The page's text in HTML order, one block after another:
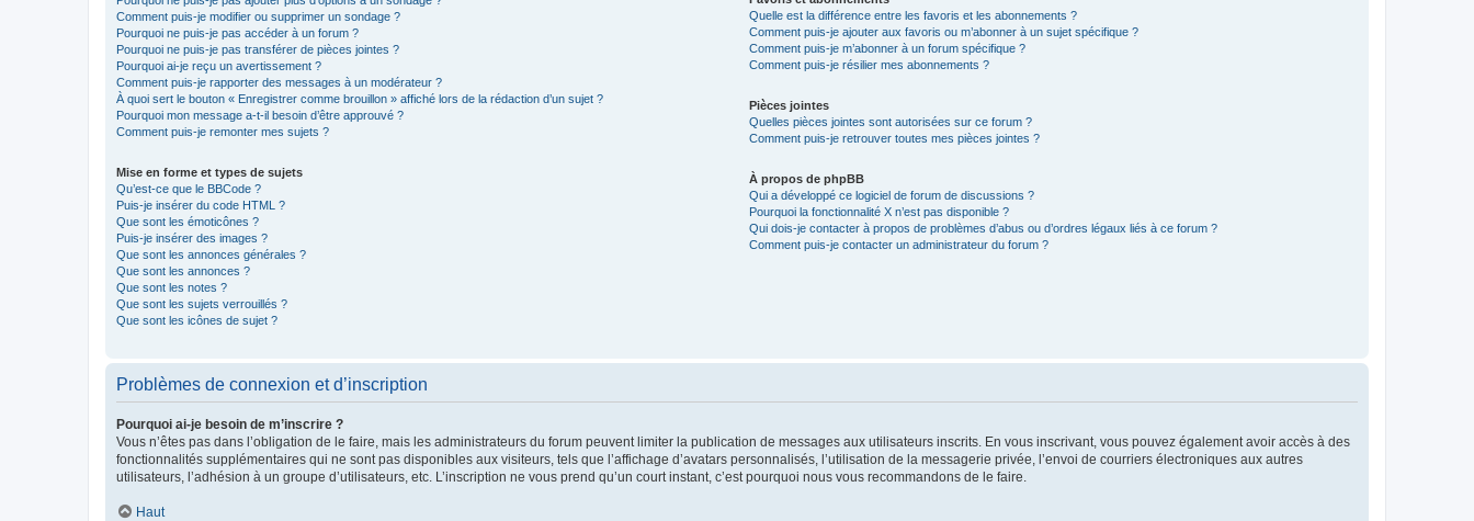
Comment puis-je modifier ou supprimer un sondage ?
Pourquoi ne puis-je pas accéder à un forum ?
Pourquoi ne puis-je pas transférer de pièces jointes ?
Pourquoi ai-je reçu un avertissement ?
Comment puis-je rapporter des messages à un modérateur ?
À quoi sert le bouton « Enregistrer comme brouillon » affiché lors de la rédaction d’un sujet ?
Pourquoi mon message a-t-il besoin d’être approuvé ?
Comment puis-je remonter mes sujets ?
Mise en forme et types de sujets
Qu’est-ce que le BBCode ?
Puis-je insérer du code HTML ?
Que sont les émoticônes ?
Puis-je insérer des images ?
Que sont les annonces générales ?
Que sont les annonces ?
Que sont les notes ?
Que sont les sujets verrouillés ?
Que sont les icônes de sujet ?
Quelle est la différence entre les favoris et les abonnements ?
Comment puis-je ajouter aux favoris ou m’abonner à un sujet spécifique ?
Comment puis-je m’abonner à un forum spécifique ?
Comment puis-je résilier mes abonnements ?
Pièces jointes
Quelles pièces jointes sont autorisées sur ce forum ?
Comment puis-je retrouver toutes mes pièces jointes ?
À propos de phpBB
Qui a développé ce logiciel de forum de discussions ?
Pourquoi la fonctionnalité X n’est pas disponible ?
Qui dois-je contacter à propos de problèmes d’abus ou d’ordres légaux liés à ce forum ?
Comment puis-je contacter un administrateur du forum ?
Problèmes de connexion et d’inscription
Pourquoi ai-je besoin de m’inscrire ?
Vous n’êtes pas dans l’obligation de le faire, mais les administrateurs du forum peuvent limiter la publication de messages aux utilisateurs inscrits. En vous inscrivant, vous pouvez également avoir accès à des
fonctionnalités supplémentaires qui ne sont pas disponibles aux visiteurs, tels que l’affichage d’avatars personnalisés, l’utilisation de la messagerie privée, l’envoi de courriers électroniques aux autres
utilisateurs, l’adhésion à un groupe d’utilisateurs, etc. L’inscription ne vous prend qu’un court instant, c’est pourquoi nous vous recommandons de le faire.
Haut